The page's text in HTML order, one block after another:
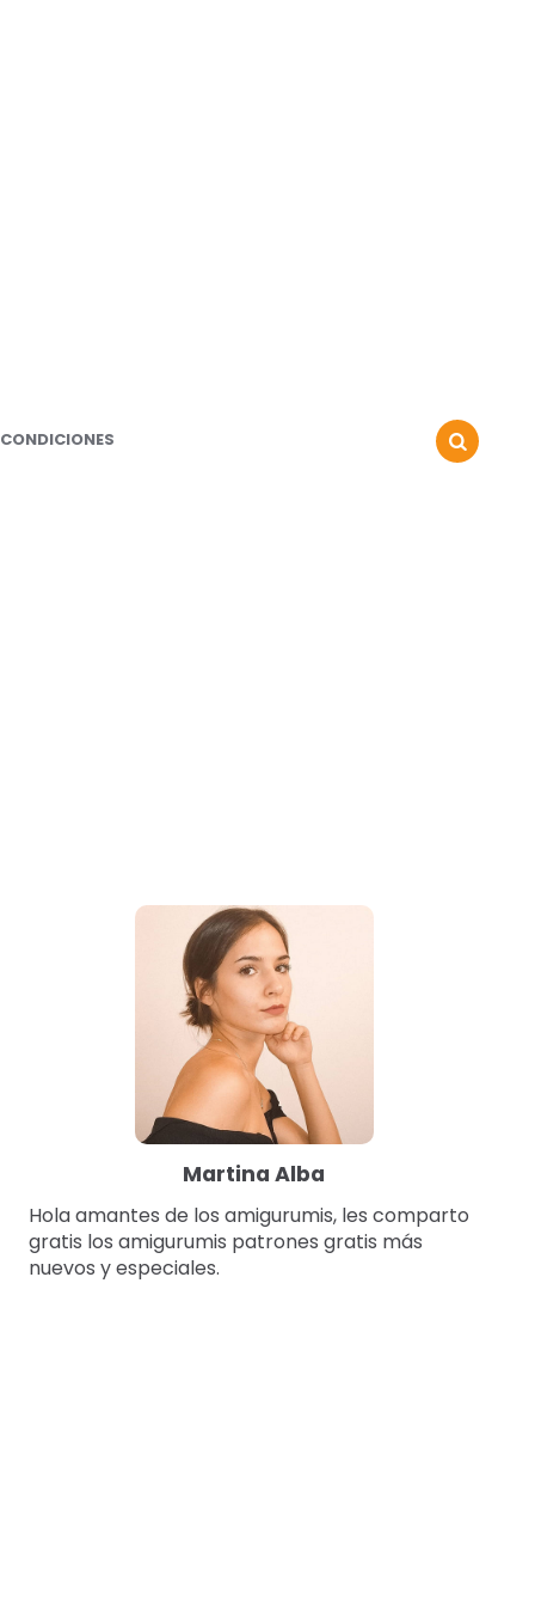
Martina Alba
Hola amantes de los amigurumis, les comparto
gratis los amigurumis patrones gratis más
nuevos y especiales.